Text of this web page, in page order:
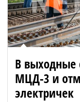
В выходные
МЦД-3 и
электричек